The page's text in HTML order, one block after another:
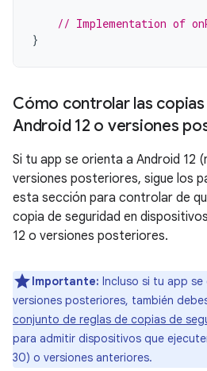
// Implementation of
}
Cómo controlar las
Android 12 o versiones
Si tu app se orienta a Android 12
versiones posteriores, sigue los
esta sección para controlar de
copia de seguridad en
12 o versiones posteriores.
Importante: Incluso si tu app
versiones posteriores, también
conjunto de reglas de copias de
para admitir dispositivos que
30) o versiones anteriores.